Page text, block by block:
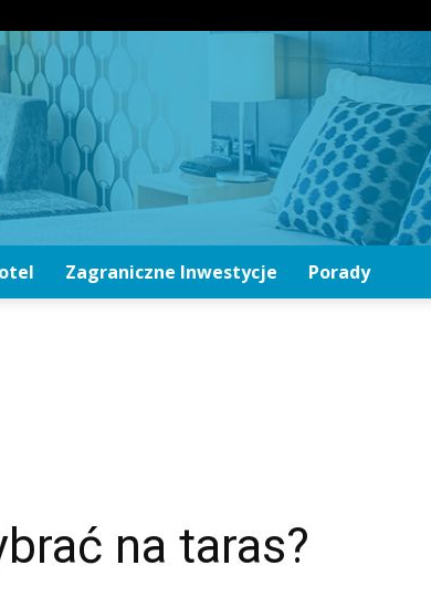
Zagraniczne Inwestycje Porady
na taras?